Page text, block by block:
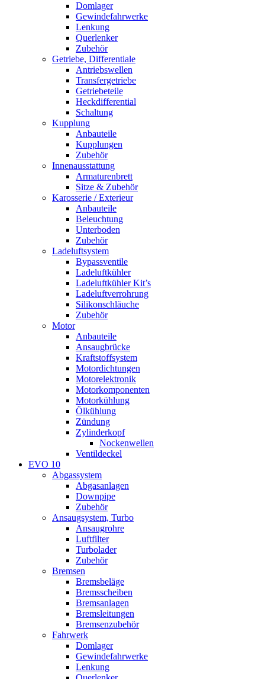
Domlager
Gewindefahrwerke
Lenkung
Querlenker
Zubehör
Getriebe, Differentiale
Antriebswellen
Transfergetriebe
Getriebeteile
Heckdifferential
Schaltung
Kupplung
Anbauteile
Kupplungen
Zubehör
Innenausstattung
Armaturenbrett
Sitze & Zubehör
Karosserie / Exterieur
Anbauteile
Beleuchtung
Unterboden
Zubehör
Ladeluftsystem
Bypassventile
Ladeluftkühler
Ladeluftkühler Kit’s
Ladeluftverrohrung
Silikonschläuche
Zubehör
Motor
Anbauteile
Ansaugbrücke
Kraftstoffsystem
Motordichtungen
Motorelektronik
Motorkomponenten
Motorkühlung
Ölkühlung
Zündung
Zylinderkopf
Nockenwellen
Ventildeckel
EVO 10
Abgassystem
Abgasanlagen
Downpipe
Zubehör
Ansaugsystem, Turbo
Ansaugrohre
Luftfilter
Turbolader
Zubehör
Bremsen
Bremsbeläge
Bremsscheiben
Bremsanlagen
Bremsleitungen
Bremsenzubehör
Fahrwerk
Domlager
Gewindefahrwerke
Lenkung